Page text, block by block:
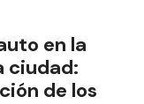
en la
ciudad:
de los